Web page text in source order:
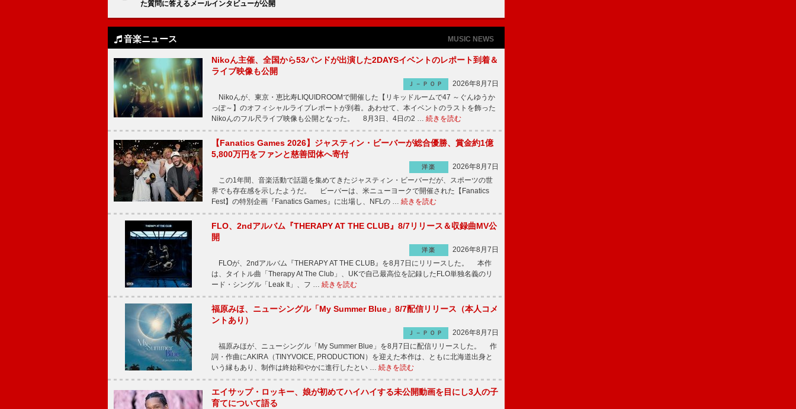
た質問に答えるメールインタビューが公開
音楽ニュース MUSIC NEWS
Nikoん主催、全国から53バンドが出演した2DAYSイベントのレポート到着＆
ライブ映像も公開
Ｊ－ＰＯＰ
2026年8月7日
Nikoんが、東京・恵比寿LIQUIDROOMで開催した【リキッドルームで47 ～ぐんゆうか
っぽ～】のオフィシャルライブレポートが到着。あわせて、本イベントのラストを飾った
Nikoんのフル尺ライブ映像も公開となった。 8月3日、4日の2 … 続きを読む
【Fanatics Games 2026】ジャスティン・ビーバーが総合優勝、賞金約1億
5,800万円をファンと慈善団体へ寄付
洋楽
2026年8月7日
この1年間、音楽活動で話題を集めてきたジャスティン・ビーバーだが、スポーツの世
界でも存在感を示したようだ。 ビーバーは、米ニューヨークで開催された【Fanatics
Fest】の特別企画『Fanatics Games』に出場し、NFLの … 続きを読む
FLO、2ndアルバム『THERAPY AT THE CLUB』8/7リリース＆収録曲MV公
開
洋楽
2026年8月7日
FLOが、2ndアルバム『THERAPY AT THE CLUB』を8月7日にリリースした。 本作
は、タイトル曲「Therapy At The Club」、UKで自己最高位を記録したFLO単独名義のリ
ード・シングル「Leak It」、フ … 続きを読む
福原みほ、ニューシングル「My Summer Blue」8/7配信リリース（本人コメ
ントあり）
Ｊ－ＰＯＰ
2026年8月7日
福原みほが、ニューシングル「My Summer Blue」を8月7日に配信リリースした。 作
詞・作曲にAKIRA（TINYVOICE, PRODUCTION）を迎えた本作は、ともに北海道出身と
いう縁もあり、制作は終始和やかに進行したとい … 続きを読む
エイサップ・ロッキー、娘が初めてハイハイする未公開動画を目にし3人の子
育てについて語る